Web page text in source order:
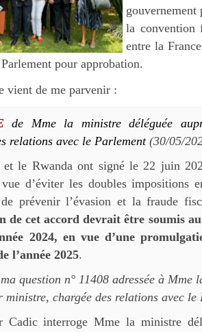
gouvernement
la convention
entre la
pour approbation.
vient de me parvenir :
de Mme la ministre déléguée
relations avec le Parlement(30/05/
et le Rwanda ont signé le 22 juin
d’éviter les doubles impositions
prévenir l’évasion et la fraude
de cet accord devrait être soumis
2024, en vue d’une
l’année 2025.
question n° 11408 adressée à Mme
ministre, chargée des relations avec le
interroge Mme la ministre